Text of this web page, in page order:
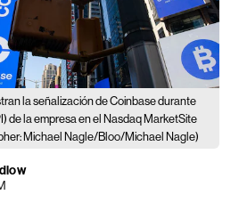
la señalización de Coinbase durante
de la empresa en el Nasdaq MarketSite
Michael Nagle/Bloo/Michael Nagle)